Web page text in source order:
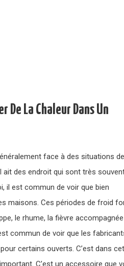
De La Chaleur Dans Un
face à des situations de
ait des endroit qui sont très
il est commun de voir que bien
maisons. Ces périodes de froid
le rhume, la fièvre
commun de voir que les
certains ouverts. C’est dans
C’est un accessoire que